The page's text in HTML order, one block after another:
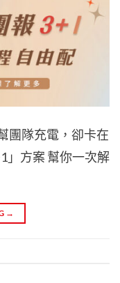
團隊充電，卻卡在
」方案 幫你一次解
→